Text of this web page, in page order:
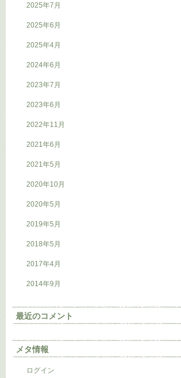
2025年7月
2025年6月
2025年4月
2024年6月
2023年7月
2023年6月
2022年11月
2021年6月
2021年5月
2020年10月
2020年5月
2019年5月
2018年5月
2017年4月
2014年9月
最近のコメント
メタ情報
ログイン